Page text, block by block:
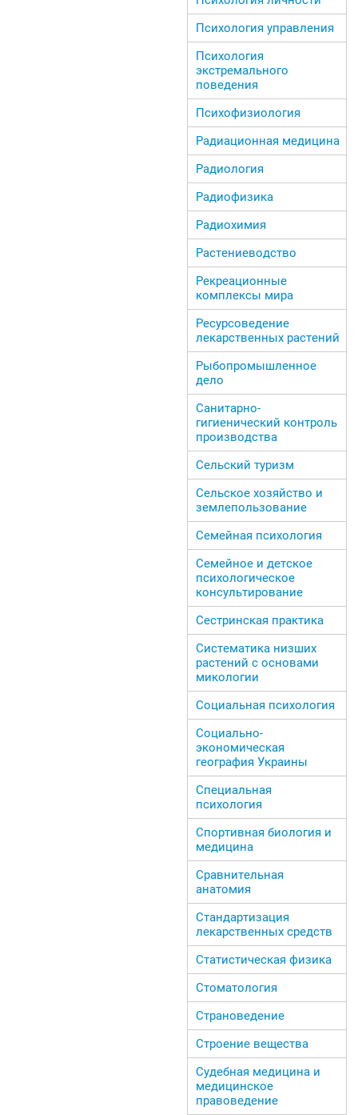
Психология управления
Психология
экстремального
поведения
Психофизиология
Радиационная медицина
Радиология
Радиофизика
Радиохимия
Растениеводство
Рекреационные
комплексы мира
Ресурсоведение
лекарственных растений
Рыбопромышленное
дело
Санитарно-
гигиенический контроль
производства
Сельский туризм
Сельское хозяйство и
землепользование
Семейная психология
Семейное и детское
психологическое
консультирование
Сестринская практика
Систематика низших
растений с основами
микологии
Социальная психология
Социально-
экономическая
география Украины
Специальная
психология
Спортивная биология и
медицина
Сравнительная
анатомия
Стандартизация
лекарственных средств
Статистическая физика
Стоматология
Страноведение
Строение вещества
Судебная медицина и
медицинское
правоведение